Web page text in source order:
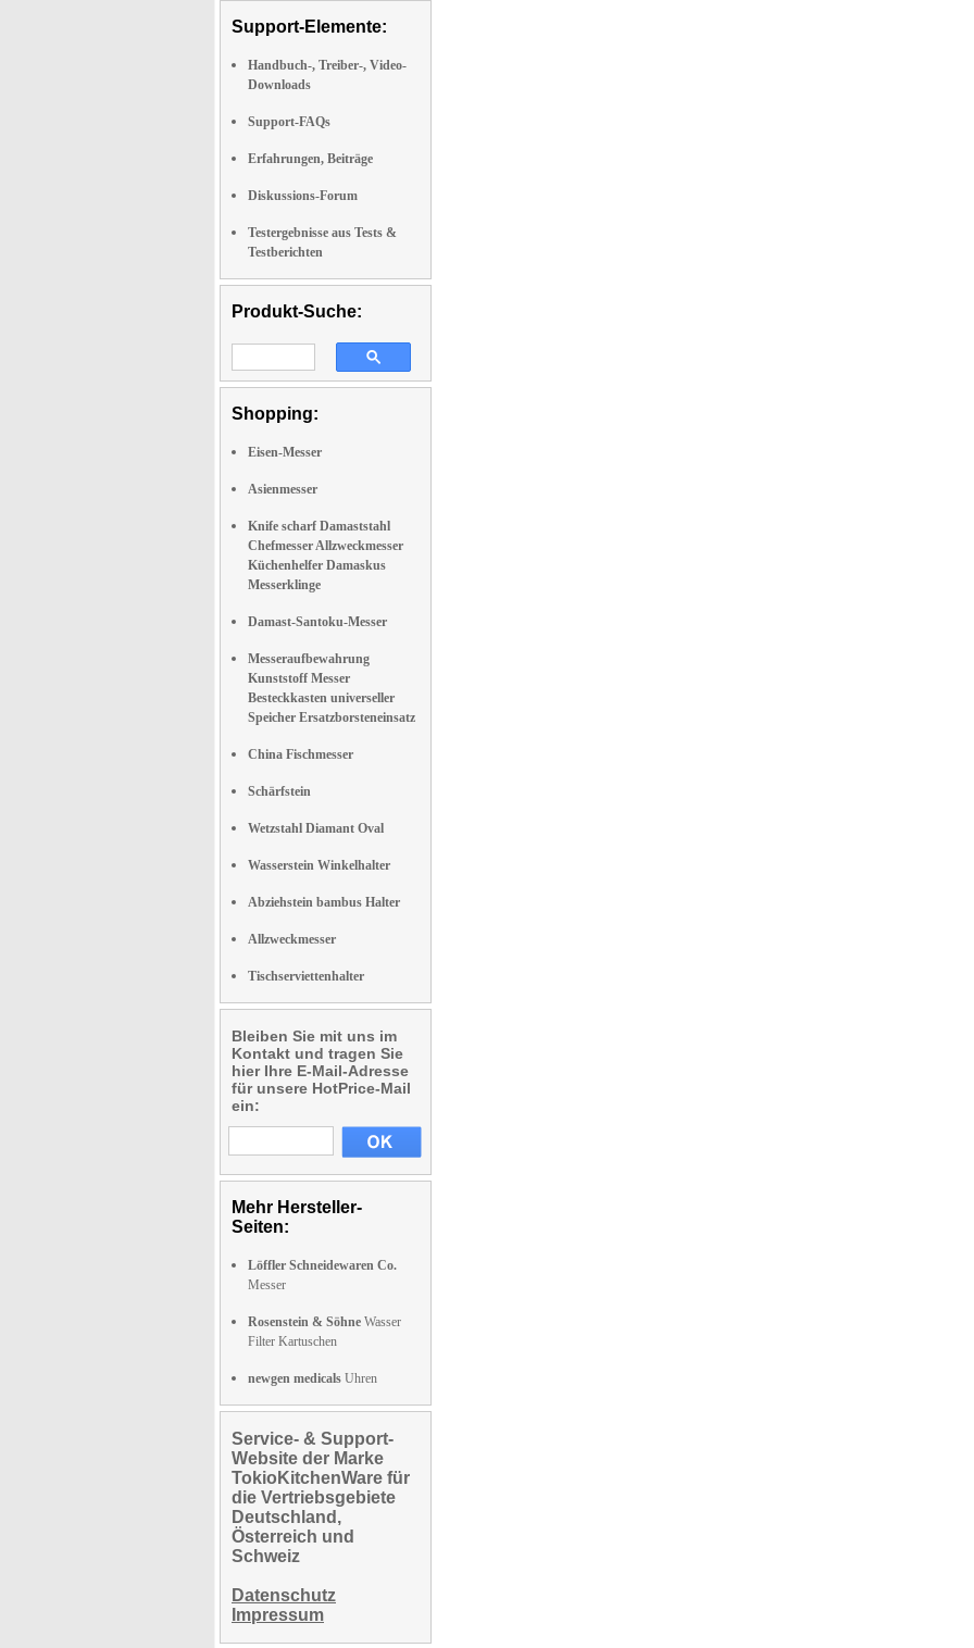
Support-Elemente:
Handbuch-, Treiber-, Video-
Downloads
Support-FAQs
Erfahrungen, Beiträge
Diskussions-Forum
Testergebnisse aus Tests &
Testberichten
Produkt-Suche:
Shopping:
Eisen-Messer
Asienmesser
Knife scharf Damaststahl
Chefmesser Allzweckmesser
Küchenhelfer Damaskus
Messerklinge
Damast-Santoku-Messer
Messeraufbewahrung
Kunststoff Messer
Besteckkasten universeller
Speicher Ersatzborsteneinsatz
China Fischmesser
Schärfstein
Wetzstahl Diamant Oval
Wasserstein Winkelhalter
Abziehstein bambus Halter
Allzweckmesser
Tischserviettenhalter
Bleiben Sie mit uns im
Kontakt und tragen Sie
hier Ihre E-Mail-Adresse
für unsere HotPrice-Mail
ein:
Mehr Hersteller-
Seiten:
Löffler Schneidewaren Co.
Messer
Rosenstein & Söhne Wasser
Filter Kartuschen
newgen medicals Uhren
Service- & Support-
Website der Marke
TokioKitchenWare für
die Vertriebsgebiete
Deutschland,
Österreich und
Schweiz
Datenschutz
Impressum